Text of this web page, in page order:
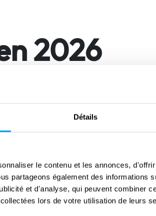
Détails
le contenu et les annonces,
partageons également des informations
et d'analyse, qui peuvent combiner
lors de votre utilisation de leurs
2026